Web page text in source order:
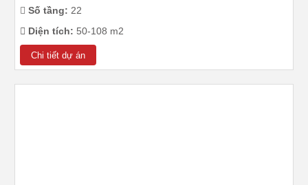
Số tầng: 22
Diện tích: 50-108 m2
Chi tiết dự án